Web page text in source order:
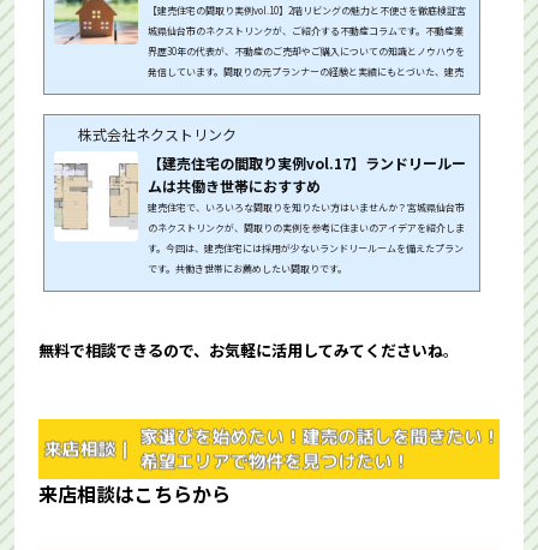
【建売住宅の間取り実例vol.10】2階リビングの魅力と不便さを徹底検証宮
城県仙台市のネクストリンクが、ご紹介する不動産コラムです。不動産業
界歴30年の代表が、不動産のご売却やご購入についての知識とノウハウを
発信しています。間取りの元プランナーの経験と実績にもとづいた、建売
住宅のコラムにはぜひ注目してください。
株式会社ネクストリンク
【建売住宅の間取り実例vol.17】ランドリールー
ムは共働き世帯におすすめ
建売住宅で、いろいろな間取りを知りたい方はいませんか？宮城県仙台市
のネクストリンクが、間取りの実例を参考に住まいのアイデアを紹介しま
す。今回は、建売住宅には採用が少ないランドリールームを備えたプラン
です。共働き世帯にお薦めしたい間取りです。
無料で相談できるので、お気軽に活用してみてくださいね。
来店相談はこちらから